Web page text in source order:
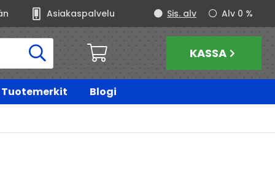
Asiakaspalvelu Alv 0 %
Sis. alv
KASSA
Tuotemerkit Blogi